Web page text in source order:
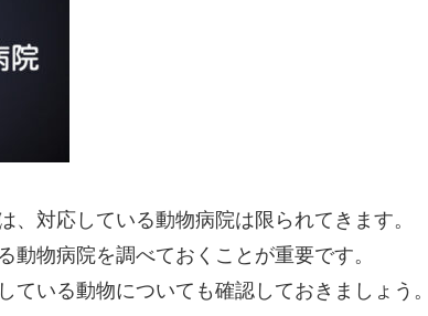
、対応している動物病院は限られてきます。
動物病院を調べておくことが重要です。
ている動物についても確認しておきましょう。